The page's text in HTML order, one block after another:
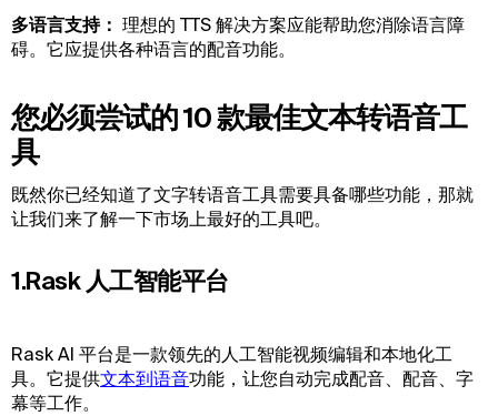
多语言支持： 理想的 TTS 解决方案应能帮助您消除语言障
碍。它应提供各种语言的配音功能。
您必须尝试的 10 款最佳文本转语音工
具
既然你已经知道了文字转语音工具需要具备哪些功能，那就
让我们来了解一下市场上最好的工具吧。
1.Rask 人工智能平台‍
Rask AI 平台是一款领先的人工智能视频编辑和本地化工
具。它提供文本到语音功能，让您自动完成配音、配音、字
幕等工作。